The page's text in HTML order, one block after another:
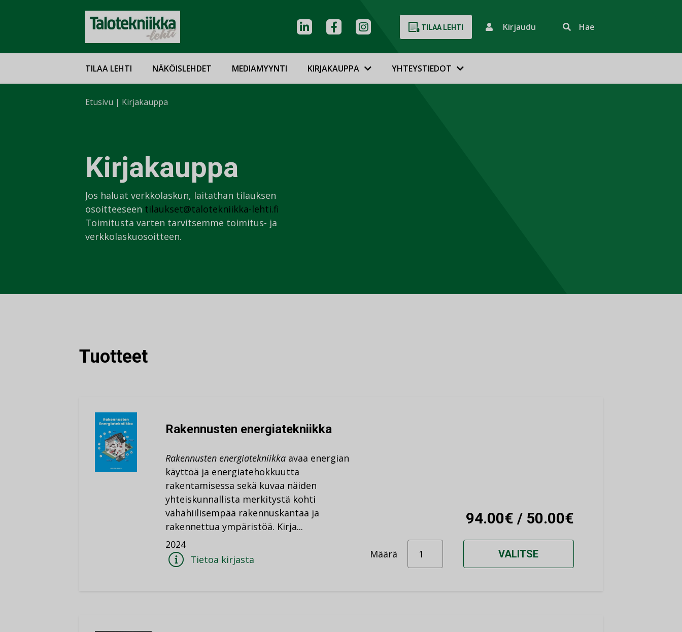
TILAA LEHTI Kirjaudu Hae
TILAA LEHTI NÄKÖISLEHDET MEDIAMYYNTI KIRJAKAUPPA YHTEYSTIEDOT
Etusivu | Kirjakauppa
Kirjakauppa
Jos haluat verkkolaskun, laitathan tilauksen
osoitteeseen tilaukset@talotekniikka-lehti.fi
Toimitusta varten tarvitsemme toimitus- ja
verkkolaskuosoitteen.
Tuotteet
Rakennusten energiatekniikka
Rakennusten energiatekniikka avaa energian
käyttöä ja energiatehokkuutta
rakentamisessa sekä kuvaa näiden
yhteiskunnallista merkitystä kohti
vähähiilisempää rakennuskantaa ja
rakennettua ympäristöä. Kirja...
2024
Tietoa kirjasta
94.00€ / 50.00€
Määrä VALITSE